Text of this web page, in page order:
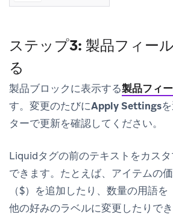
ステップ3: 製品フィー
る
製品ブロックに表示する製品フィ
す。変更のたびにApply Settings
ターで更新を確認してください。
Liquidタグの前のテキストをカス
できます。たとえば、アイテムの
（$）を追加したり、数量の用語
他の好みのラベルに変更したりでき